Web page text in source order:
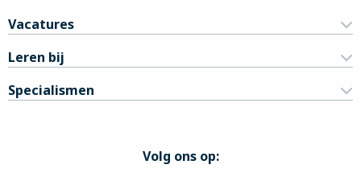
Vacatures
Leren bij
Specialismen
Volg ons op: